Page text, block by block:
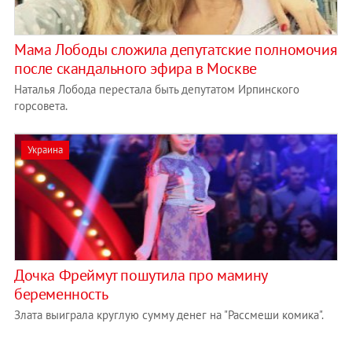
Мама Лободы сложила депутатские полномочия
после скандального эфира в Москве
Наталья Лобода перестала быть депутатом Ирпинского
горсовета.
Украина
Дочка Фреймут пошутила про мамину
беременность
Злата выиграла круглую сумму денег на "Рассмеши комика".